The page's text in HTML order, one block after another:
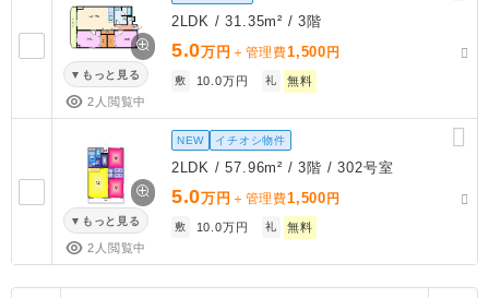
もっと見る
2人閲覧中
2LDK / 31.35m² / 3階
5.0万円 ＋管理費1,500 円
敷 10.0万円 礼 無料
もっと見る
2人閲覧中
NEW イチオシ物件
2LDK / 57.96m² / 3階 / 302号室
5.0万円 ＋管理費1,500 円
敷 10.0万円 礼 無料